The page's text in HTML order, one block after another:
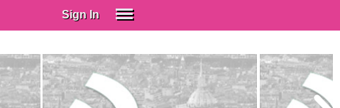
Sign In
Spanish (Spain)
Spanish (Latino)